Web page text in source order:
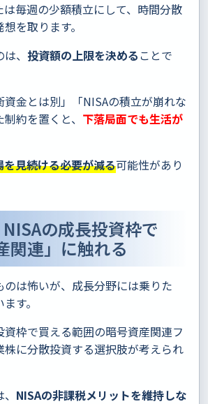
は毎週の少額積立にして、時間分散
を取ります。
、 投資額の上限を決める ことで
金とは別」「NISAの積立が崩れな
約を置くと、 下落局面でも生活が
を見続ける必要が減る可能性があり
の成長投資枠で
関連」に触れる
のは怖いが、成長分野には乗りた
す。
資枠で買える範囲の暗号資産関連フ
株に分散投資する選択肢が考えられ
NISAの非課税メリットを維持しな